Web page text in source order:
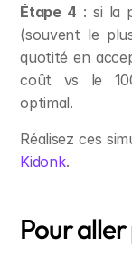
Étape 4 : si la
(souvent le
quotité en
coût vs le
optimal.
Réalisez ces
Kidonk.
Pour aller